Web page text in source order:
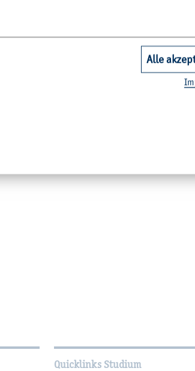
Sie
sams­tags von 15 bis 20 Uhr ge­öff­net.
Quicklinks Studium
Alle